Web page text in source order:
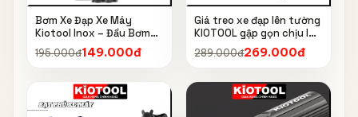
Bơm Xe Đạp Xe Máy
Kiotool Inox – Đầu Bơm
Thông Minh, Kèm Bơm
Bóng, Đồng Hồ 160 PSI
195.000đ149.000đ
Giá treo xe đạp lên tường
KIOTOOL gập gọn chịu lực
cao kèm móc treo mũ bảo
hiểm
289.000đ269.000đ